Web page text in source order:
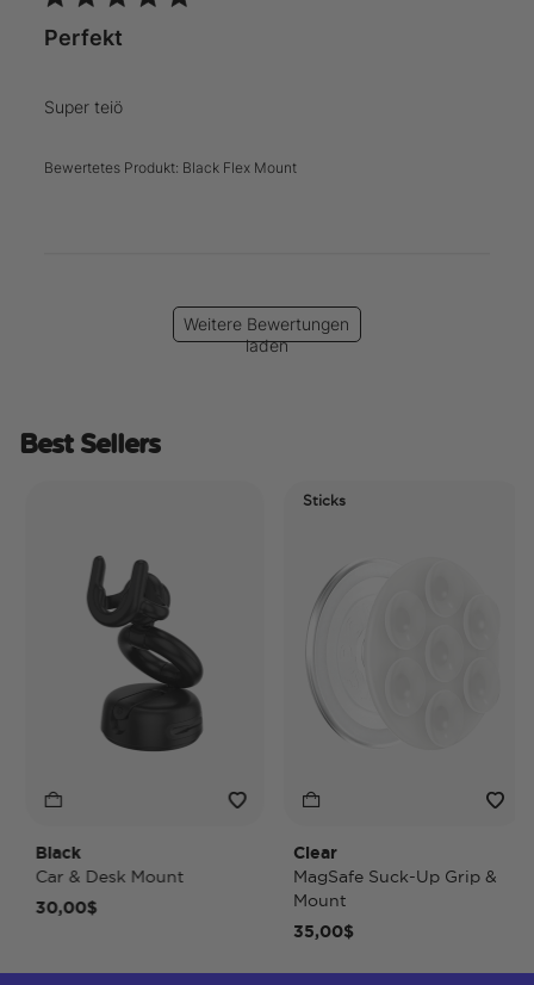
Perfekt
Super teiö
Bewertetes Produkt: Black Flex Mount
Weitere Bewertungen
laden
Best Sellers
Black
Car & Desk Mount
30,00$
Sticks
Clear
MagSafe Suck-Up Grip &
Mount
35,00$